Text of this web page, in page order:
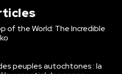
of the World: The Incredible
peuples autochtones : la